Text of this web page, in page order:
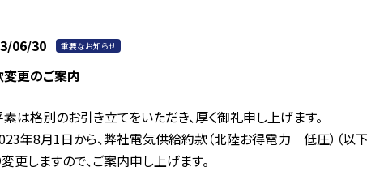
06/30 重要なお知らせ
更のご案内
は格別のお引き立てをいただき、厚く御礼申し上げます。
年8月1日から、弊社電気供給約款（北陸お得電力 低圧）（以下
更しますので、ご案内申し上げます。